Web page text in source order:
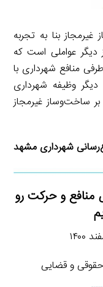
بنا به تجربه
دیگر عواملی است که
منافع شهرداری با
وظیفه شهرداری
ساخت‌وساز غیرمجاز
شهرداری مشهد
منافع و حرکت رو
و قضایی